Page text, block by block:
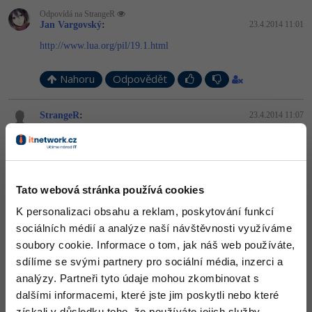
Tato webová stránka používá cookies
K personalizaci obsahu a reklam, poskytování funkcí
sociálních médií a analýze naší návštěvnosti využíváme
soubory cookie. Informace o tom, jak náš web používáte,
sdílíme se svými partnery pro sociální média, inzerci a
analýzy. Partneři tyto údaje mohou zkombinovat s
dalšími informacemi, které jste jim poskytli nebo které
Copywriter
SEO specialista
Algoritmy
Více
Fórum
Kurzy e-commerce
Testování softwaru
Datová analýza
Digitální gramotnost
Kurzy designu
HTML/CSS -80%
Photoshop -80%
Příběhy absolventů
Blog
Odpovídá na StrangeR
Jan Vargovský: 23.4.2014 11:01
http://www.lua.org/pil/19.1.html
Nahoru Odpovědět
StrangeR: 23.4.2014 11:07
V té hře pro kterou ten script bude není možnost použití
table.getn, můžu použít maximálně tyto funkce
https://wiki.multitheftauto.com/wiki/Table
local events = {
50, minPlayerCount = 10, time = "12:00", prize = 20000}
}
Mělo by to vyhodit číslo 1
Nahoru Odpovědět